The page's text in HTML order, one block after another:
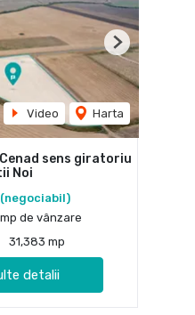
Video Harta
Next
sens giratoriu
Noi
(negociabil)
de vânzare
31,383 mp
detalii